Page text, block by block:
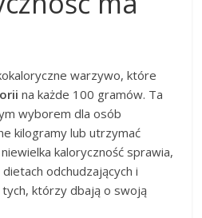
warzywo, które
na każde 100 gramów. Ta
wyborem dla osób
kilogramy lub utrzymać
kaloryczność sprawia,
odchudzających i
którzy dbają o swoją